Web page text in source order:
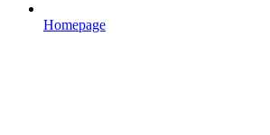
Homepage